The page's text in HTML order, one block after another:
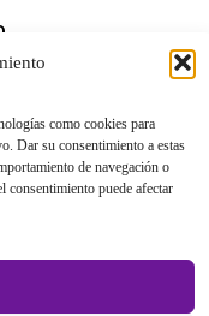
como cookies para
Dar su consentimiento a estas
de navegación o
consentimiento puede afectar